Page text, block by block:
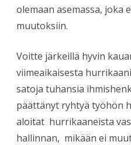
olemaan asemassa, joka
muutoksiin.
Voitte järkeillä hyvin
viimeaikaisesta
satoja tuhansia
päättänyt ryhtyä työhön
aloitat hurrikaaneista
hallinnan, mikään ei